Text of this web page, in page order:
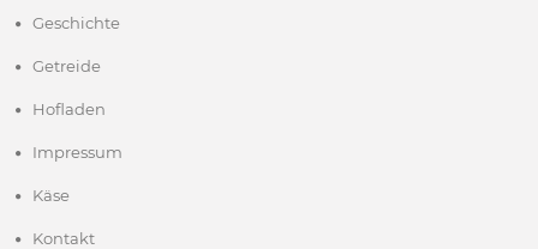
Geschichte
Getreide
Hofladen
Impressum
Käse
Kontakt